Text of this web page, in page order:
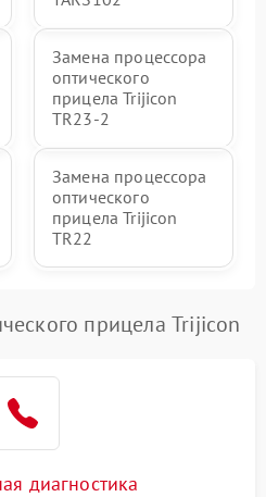
Замена процессора
оптического
прицела Trijicon
TR23-2
Замена процессора
оптического
прицела Trijicon
TR22
прицела Trijicon
диагностика